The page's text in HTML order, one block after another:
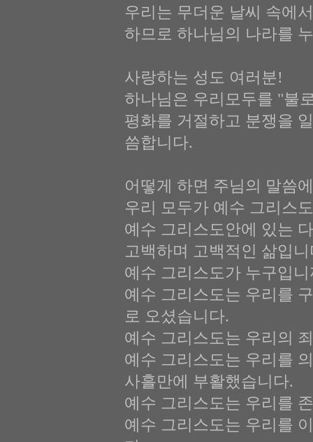
우리는 무더운 날씨 속에
하므로 하나님의 나라를
사랑하는 성도 여러분!
하나님은 우리모두를 "불
평화를 거절하고 분쟁을
씀합니다.
어떻게 하면 주님의 말씀
우리 모두가 예수 그리스
예수 그리스도안에 있는
고백하며 고백적인 삶입니
예수 그리스도가 누구입니
예수 그리스도는 우리를
로 오셨습니다.
예수 그리스도는 우리의
예수 그리스도는 우리를
사흘만에 부활했습니다.
예수 그리스도는 우리를
예수 그리스도는 우리를